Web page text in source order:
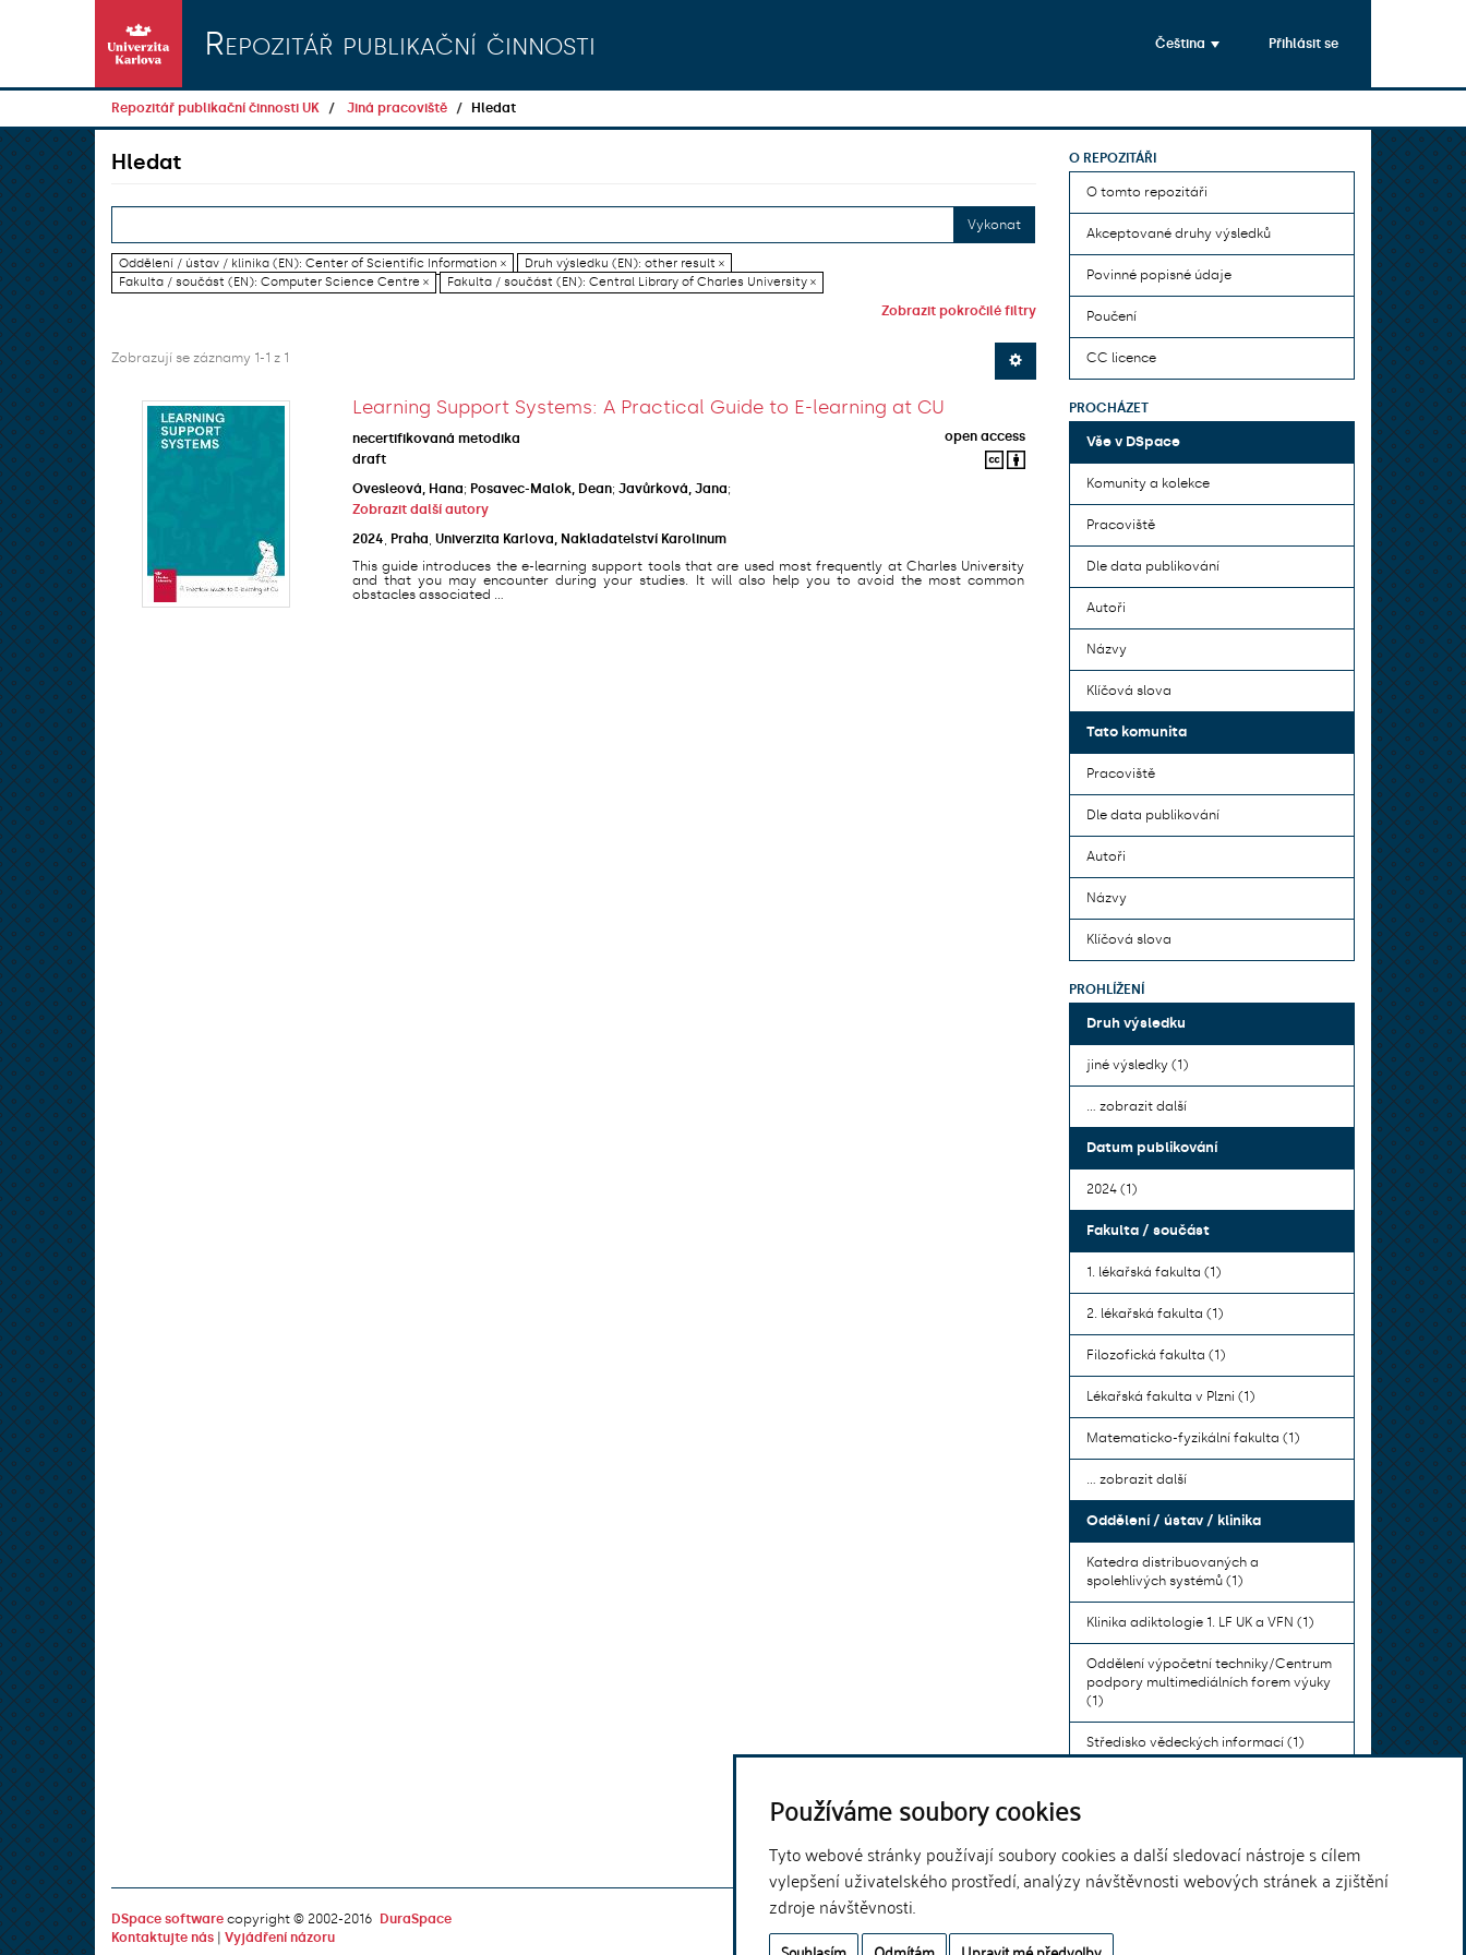
Používáme soubory cookies
Tyto webové stránky používají soubory cookies a další sledovací nástroje s cílem
vylepšení uživatelského prostředí, analýzy návštěvnosti webových stránek a zjištění
zdroje návštěvnosti.
Repozitář publikační činnosti Čeština Přihlásit se
Repozitář publikační činnosti UK Jiná pracoviště Hledat
Hledat
Vykonat
Oddělení / ústav / klinika (EN): Center of Scientific Information ×
Druh výsledku (EN): other result ×
Fakulta / součást (EN): Computer Science Centre ×
Fakulta / součást (EN): Central Library of Charles University ×
Zobrazit pokročilé filtry
Zobrazují se záznamy 1-1 z 1
Learning Support Systems: A Practical Guide to E-learning at CU
necertifikovaná metodika
open access
draft
Ovesleová, Hana; Posavec-Malok, Dean; Javůrková, Jana;
Zobrazit další autory
2024
Praha Univerzita Karlova, Nakladatelství Karolinum
This guide introduces the e-learning support tools that are used most frequently at Charles University
and that you may encounter during your studies. It will also help you to avoid the most common
obstacles associated ...
O REPOZITÁŘI
O tomto repozitáři
Akceptované druhy výsledků
Povinné popisné údaje
Poučení
CC licence
PROCHÁZET
Vše v DSpace
Komunity a kolekce
Pracoviště
Dle data publikování
Autoři
Názvy
Klíčová slova
Tato komunita
Pracoviště
Dle data publikování
Autoři
Názvy
Klíčová slova
PROHLÍŽENÍ
Druh výsledku
jiné výsledky (1)
... zobrazit další
Datum publikování
2024 (1)
Fakulta / součást
1. lékařská fakulta (1)
2. lékařská fakulta (1)
Filozofická fakulta (1)
Lékařská fakulta v Plzni (1)
Matematicko-fyzikální fakulta (1)
... zobrazit další
Oddělení / ústav / klinika
Katedra distribuovaných a
spolehlivých systémů (1)
Klinika adiktologie 1. LF UK a VFN (1)
Oddělení výpočetní techniky/Centrum
podpory multimediálních forem výuky
(1)
Středisko vědeckých informací (1)
DSpace software copyright © 2002-2016
DuraSpace
Kontaktujte nás
Vyjádření názoru